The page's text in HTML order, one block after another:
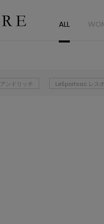
ALL
ンドリッチ LeSportsac レス